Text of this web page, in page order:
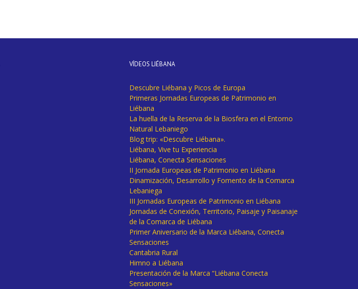
VÍDEOS LIÉBANA
Descubre Liébana y Picos de Europa
Primeras Jornadas Europeas de Patrimonio en
Liébana
La huella de la Reserva de la Biosfera en el Entorno
Natural Lebaniego
Blog trip: «Descubre Liébana».
Liébana, Vive tu Experiencia
Liébana, Conecta Sensaciones
II Jornada Europeas de Patrimonio en Liébana
Dinamización, Desarrollo y Fomento de la Comarca
Lebaniega
III Jornadas Europeas de Patrimonio en Liébana
Jornadas de Conexión, Territorio, Paisaje y Paisanaje
de la Comarca de Liébana
Primer Aniversario de la Marca Liébana, Conecta
Sensaciones
Cantabria Rural
Himno a Liébana
Presentación de la Marca “Liébana Conecta
Sensaciones»